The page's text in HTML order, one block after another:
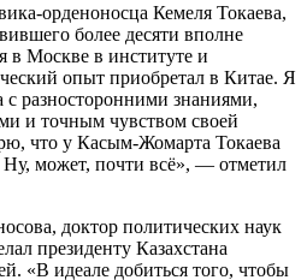
орденоносца Кемеля Токаева,
более десяти вполне
в Москве в институте и
опыт приобретал в Китае. Я
с разносторонними знаниями,
и точным чувством своей
что у Касым-Жомарта Токаева
Ну, может, почти всё», — отметил
доктор политических наук
президенту Казахстана
«В идеале добиться того, чтобы